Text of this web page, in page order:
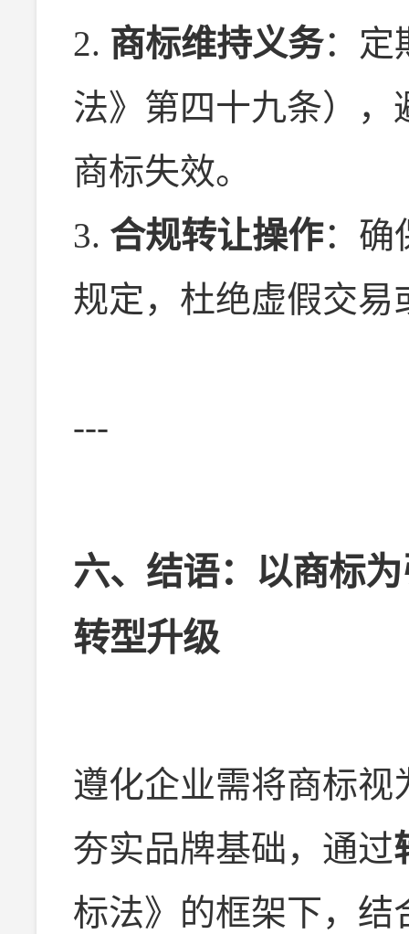
2. 商标维持义务：定
法》第四十九条），
商标失效。
3. 合规转让操作：确
规定，杜绝虚假交易
---
六、结语：以商标
转型升级
遵化企业需将商标视
夯实品牌基础，通过
标法》的框架下，结